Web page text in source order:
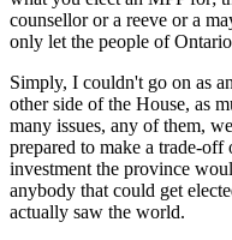
counsellor or a reeve or a
only let the people of
Simply, I couldn't go on as
other side of the House, as
many issues, any of them,
prepared to make a trade-
investment the province
anybody that could get
actually saw the world.